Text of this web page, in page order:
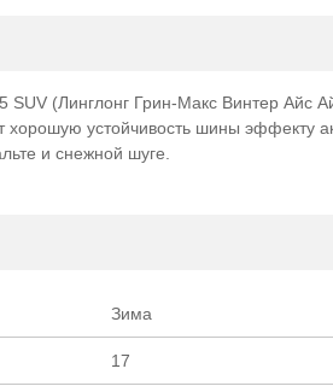
(Линглонг Грин-Макс Винтер Айс
устойчивость шины эффекту
и снежной шуге.
Зима
17